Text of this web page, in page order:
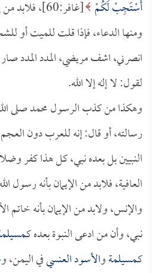
أَسْتَجِبْ لَكُمْ
[غافر:60]،
ومنها الدعاء، فإذا قلت للميت أو
انصرني، اشف مريضي، المدد المدد
لقول: لا إله إلا الله.
وهكذا من كذب الرسول محمد صلى
رسالته، أو قال: إنه للعرب دون
النبيين بل بعده نبي، كل هذا كفر
العافية، فلابد من الإيمان بأنه رسول
والإنس، ولابد من الإيمان بأنه خاتم
نبي، وأن من ادعى النبوة بعده كـ
كـمسيلمةوالأسود العنسيفي اليمن، و